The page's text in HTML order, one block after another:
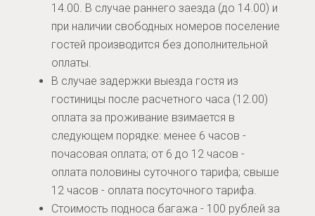
14.00. В случае раннего заезда (до 14.00) и
при наличии свободных номеров поселение
гостей производится без дополнительной
оплаты.
В случае задержки выезда гостя из
гостиницы после расчетного часа (12.00)
оплата за проживание взимается в
следующем порядке: менее 6 часов -
почасовая оплата; от 6 до 12 часов -
оплата половины суточного тарифа; свыше
12 часов - оплата посуточного тарифа.
Стоимость подноса багажа - 100 рублей за